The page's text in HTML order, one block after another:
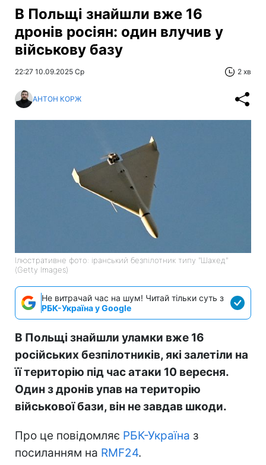
В Польщі знайшли вже 16
дронів росіян: один влучив у
військову базу
22:27 10.09.2025 Ср 2 хв
АНТОН КОРЖ
Ілюстративне фото: іранський безпілотник типу "Шахед"
(Getty Images)
Не витрачай час на шум! Читай тільки суть з
РБК-Україна у Google
В Польщі знайшли уламки вже 16
російських безпілотників, які залетіли на
її територію під час атаки 10 вересня.
Один з дронів упав на територію
військової бази, він не завдав шкоди.
Про це повідомляє РБК-Україна з
посиланням на RMF24.